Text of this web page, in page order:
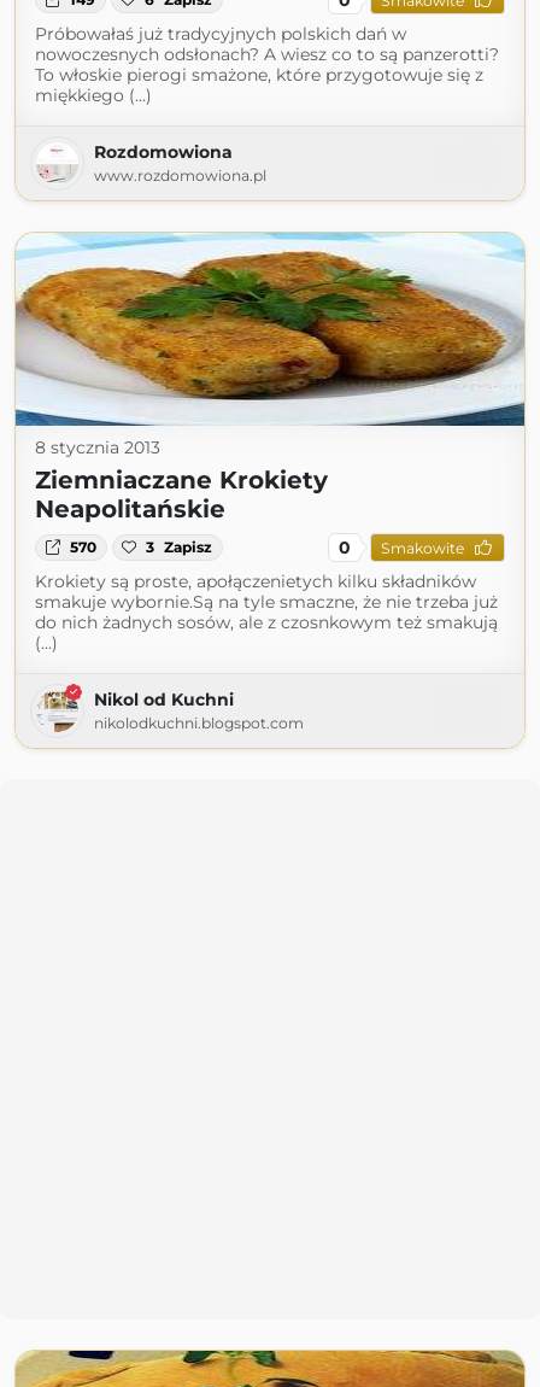
Próbowałaś już tradycyjnych polskich dań w
nowoczesnych odsłonach? A wiesz co to są panzerotti?
To włoskie pierogi smażone, które przygotowuje się z
miękkiego (...)
Rozdomowiona
www.rozdomowiona.pl
8 stycznia 2013
Ziemniaczane Krokiety
Neapolitańskie
570 3 Zapisz 0 Smakowite
Krokiety są proste, apołączenietych kilku składników
smakuje wybornie.Są na tyle smaczne, że nie trzeba już
do nich żadnych sosów, ale z czosnkowym też smakują
(...)
Nikol od Kuchni
nikolodkuchni.blogspot.com